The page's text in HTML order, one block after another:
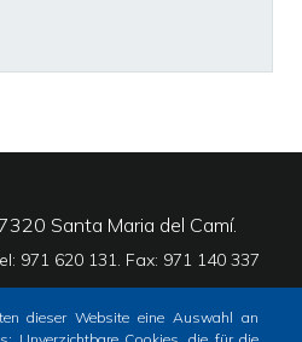
Santa Maria del Camí.
971 620 131. Fax: 971 140 337
dieser Website eine Auswahl an